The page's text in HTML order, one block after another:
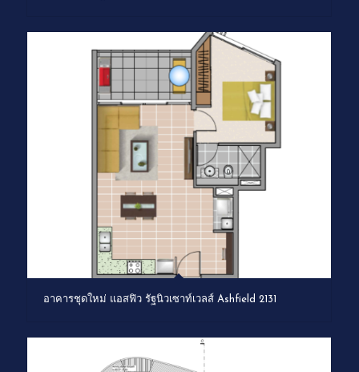
อาคารชุดใหม่ แอสฟิว รัฐนิวเซาท์เวลส์ Ashfield 2131